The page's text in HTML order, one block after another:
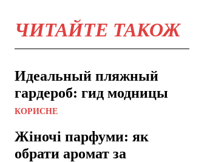
ЧИТАЙТЕ ТАКОЖ
Идеальный пляжный
гардероб: гид модницы
КОРИСНЕ
Жіночі парфуми: як
обрати аромат за